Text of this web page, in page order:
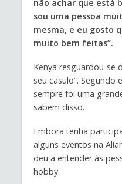
não achar que está
sou uma pessoa
mesma, e eu gosto
muito bem feitas”.
Kenya resguardou-se
seu casulo”. Segundo
sempre foi uma
sabem disso.
Embora tenha
alguns eventos na
deu a entender às
hobby.